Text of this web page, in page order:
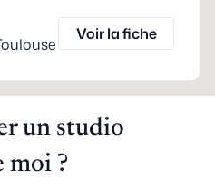
Voir la fiche
un studio
moi ?